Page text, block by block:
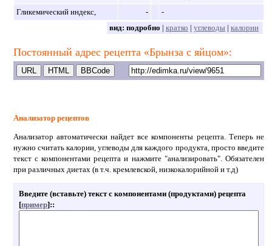
Гликемический индекс,
-
-
вид: подробно | кратко | углеводы| калории
Постоянный адрес рецепта «Брынза с яйцом»:
Анализатор рецептов
Анализатор автоматически найдет все компоненты рецепта. Теперь не
нужно считать калории, углеводы для каждого продукта, просто введите
текст с компонентами рецепта и нажмите "анализировать". Обязателен
при различных диетах (в т.ч. кремлевской, низкокалорийной и т.д)
Введите (вставьте) текст с компонентами (продуктами) рецепта
[пример]::